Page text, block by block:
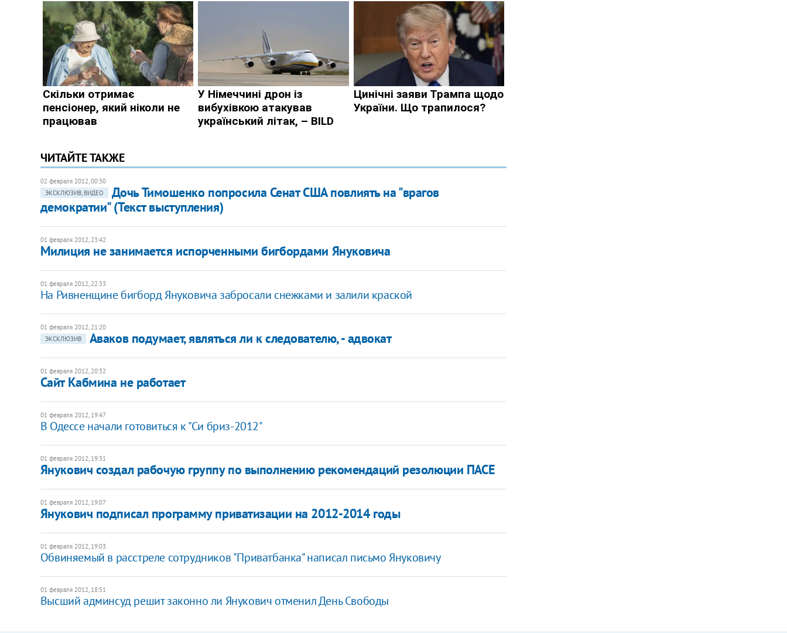
ЧИТАЙТЕ ТАКЖЕ
02 февраля 2012, 00:30
ЭКСКЛЮЗИВ, ВИДЕО
Дочь Тимошенко попросила Сенат США повлиять на "врагов
демократии" (Текст выступления)
01 февраля 2012, 23:42
Милиция не занимается испорченными бигбордами Януковича
01 февраля 2012, 22:33
На Ривненщине бигборд Януковича забросали снежками и залили краской
01 февраля 2012, 21:20
ЭКСКЛЮЗИВ
Аваков подумает, являться ли к следователю, - адвокат
01 февраля 2012, 20:32
Сайт Кабмина не работает
01 февраля 2012, 19:47
В Одессе начали готовиться к "Си бриз-2012"
01 февраля 2012, 19:31
Янукович создал рабочую группу по выполнению рекомендаций резолюции ПАСЕ
01 февраля 2012, 19:07
​Янукович подписал программу приватизации на 2012-2014 годы
01 февраля 2012, 19:03
Обвиняемый в расстреле сотрудников "Приватбанка" написал письмо Януковичу
01 февраля 2012, 18:51
​Высший админсуд решит законно ли Янукович отменил День Свободы